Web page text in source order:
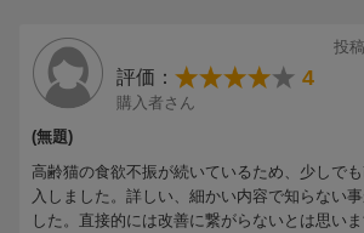
投
評価： 4
購入者さん
(無題)
高齢猫の食欲不振が続いているため、少しで
入しました。詳しい、細かい内容で知らない
した。直接的には改善に繋がらないとは思いま